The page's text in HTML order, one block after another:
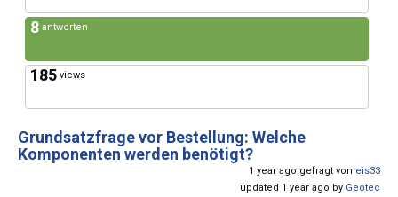
8 antworten
185 views
Grundsatzfrage vor Bestellung: Welche
Komponenten werden benötigt?
1 year ago gefragt von eis33
updated 1 year ago by Geotec